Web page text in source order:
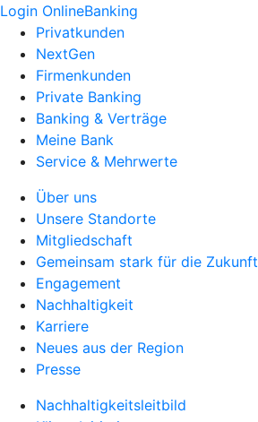
Login OnlineBanking
Privatkunden
NextGen
Firmenkunden
Private Banking
Banking & Verträge
Meine Bank
Service & Mehrwerte
Über uns
Unsere Standorte
Mitgliedschaft
Gemeinsam stark für die Zukunft
Engagement
Nachhaltigkeit
Karriere
Neues aus der Region
Presse
Nachhaltigkeitsleitbild